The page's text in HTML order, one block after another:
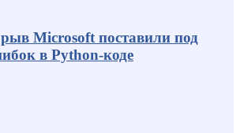
Microsoft поставили под
в Python-коде